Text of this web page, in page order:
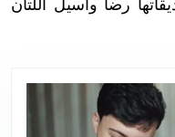
رضا واسيل اللتان